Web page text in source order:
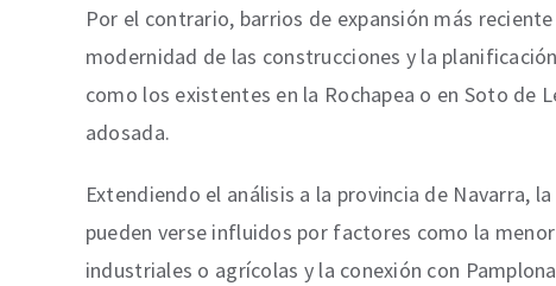
Por el contrario, barrios de expansión más
modernidad de las construcciones y la
como los existentes en la Rochapea o en Soto de
adosada.
Extendiendo el análisis a la provincia de Navarra,
pueden verse influidos por factores como la
industriales o agrícolas y la conexión con